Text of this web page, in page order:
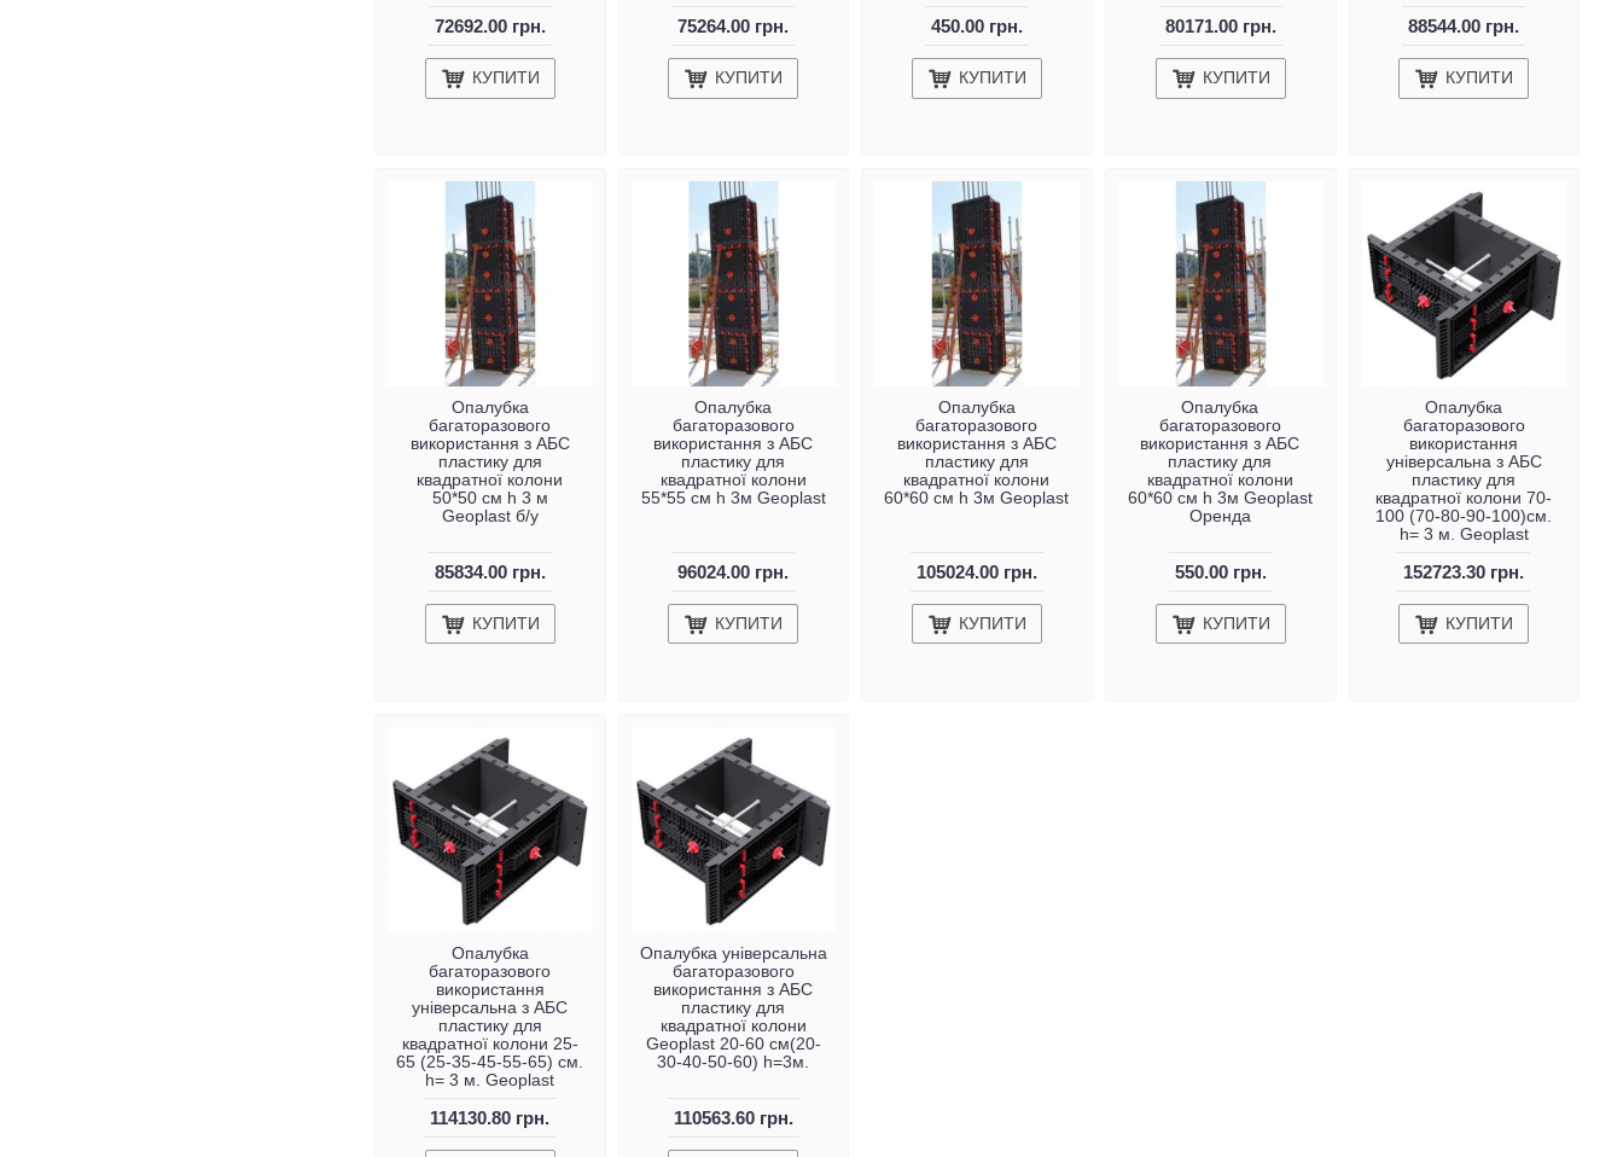
72692.00 грн.
КУПИТИ
75264.00 грн.
КУПИТИ
450.00 грн.
КУПИТИ
80171.00 грн.
КУПИТИ
88544.00 грн.
КУПИТИ
Опалубка
багаторазового
використання з АБС
пластику для
квадратної колони
50*50 см h 3 м
Geoplast б/у
85834.00 грн.
КУПИТИ
Опалубка
багаторазового
використання з АБС
пластику для
квадратної колони
55*55 см h 3м Geoplast
96024.00 грн.
КУПИТИ
Опалубка
багаторазового
використання з АБС
пластику для
квадратної колони
60*60 см h 3м Geoplast
105024.00 грн.
КУПИТИ
Опалубка
багаторазового
використання з АБС
пластику для
квадратної колони
60*60 см h 3м Geoplast
Оренда
550.00 грн.
КУПИТИ
Опалубка
багаторазового
використання
універсальна з АБС
пластику для
квадратної колони 70-
100 (70-80-90-100)см.
h= 3 м. Geoplast
152723.30 грн.
КУПИТИ
Опалубка
багаторазового
використання
універсальна з АБС
пластику для
квадратної колони 25-
65 (25-35-45-55-65) см.
h= 3 м. Geoplast
114130.80 грн.
Опалубка універсальна
багаторазового
використання з АБС
пластику для
квадратної колони
Geoplast 20-60 см(20-
30-40-50-60) h=3м.
110563.60 грн.